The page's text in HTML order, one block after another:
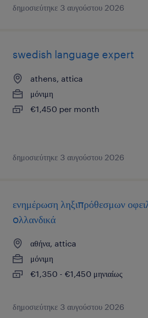
δημοσιεύτηκε 3 αυγούστου 2026
swedish language expert
athens, attica
μόνιμη
€1,450 per month
δημοσιεύτηκε 3 αυγούστου 2026
ενημέρωση ληξιπρόθεσμων
oλλανδικά
αθήνα, attica
μόνιμη
€1,350 - €1,450 μηνιαίως
δημοσιεύτηκε 3 αυγούστου 2026